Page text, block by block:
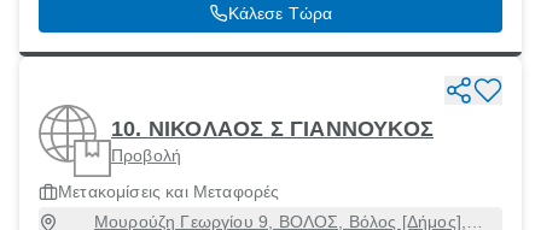
Κάλεσε Τώρα
10. ΝΙΚΟΛΑΟΣ Σ ΓΙΑΝΝΟΥΚΟΣ
Προβολή
Μετακομίσεις και Μεταφορές
Μουρούζη Γεωργίου 9, ΒΟΛΟΣ, Βόλος [Δήμος],